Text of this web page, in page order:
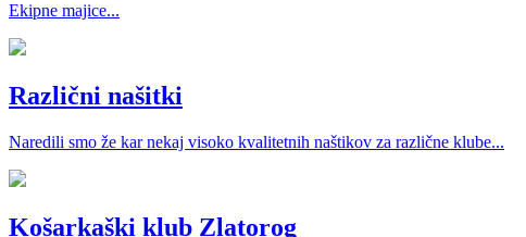
Ekipne majice...
Različni našitki
Naredili smo že kar nekaj visoko kvalitetnih naštikov za različne klube...
Košarkaški klub Zlatorog